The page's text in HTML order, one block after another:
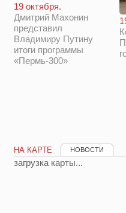
19 октября.
Дмитрий Махонин
представил
Владимиру Путину
итоги программы
«Пермь-300»
НА КАРТЕ НОВОСТИ
загрузка карты...